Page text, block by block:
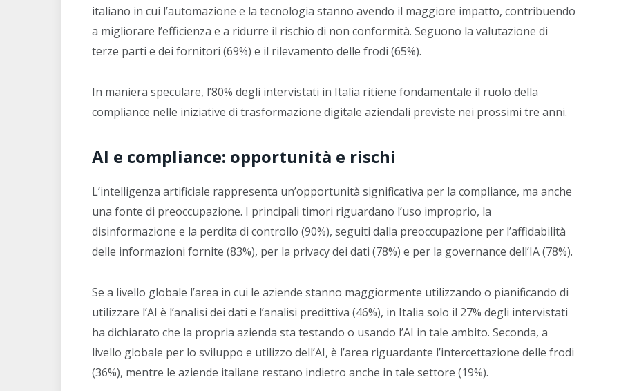
italiano in cui l’automazione e la tecnologia stanno avendo il maggiore impatto, contribuendo
a migliorare l’efficienza e a ridurre il rischio di non conformità. Seguono la valutazione di
terze parti e dei fornitori (69%) e il rilevamento delle frodi (65%).
In maniera speculare, l’80% degli intervistati in Italia ritiene fondamentale il ruolo della
compliance nelle iniziative di trasformazione digitale aziendali previste nei prossimi tre anni.
AI e compliance: opportunità e rischi
L’intelligenza artificiale rappresenta un’opportunità significativa per la compliance, ma anche
una fonte di preoccupazione. I principali timori riguardano l’uso improprio, la
disinformazione e la perdita di controllo (90%), seguiti dalla preoccupazione per l’affidabilità
delle informazioni fornite (83%), per la privacy dei dati (78%) e per la governance dell’IA (78%).
Se a livello globale l’area in cui le aziende stanno maggiormente utilizzando o pianificando di
utilizzare l’AI è l’analisi dei dati e l’analisi predittiva (46%), in Italia solo il 27% degli intervistati
ha dichiarato che la propria azienda sta testando o usando l’AI in tale ambito. Seconda, a
livello globale per lo sviluppo e utilizzo dell’AI, è l’area riguardante l’intercettazione delle frodi
(36%), mentre le aziende italiane restano indietro anche in tale settore (19%).